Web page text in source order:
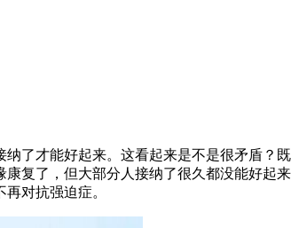
了才能好起来。这看起来是不是很矛盾
复了，但大部分人接纳了很久都没能好
对抗强迫症。